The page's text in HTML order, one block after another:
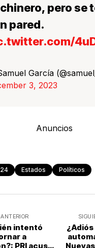
pero se
pared.
García
3, 2023
Anuncios
Estados Políticos
intentó
a
PRI acusa